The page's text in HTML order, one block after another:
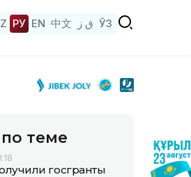
РУ EN 中文 ق ز ЎЗ
теме
госгранты